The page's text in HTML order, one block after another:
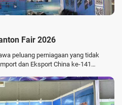
Fair 2026
peluang perniagaan yang tidak
dan Eksport China ke-141
HVAC kenderaan komersial dan
WEILI Auto Parts Co., Ltd. (WEILI)
tinggi di Gerai 11.3H39. Gerai